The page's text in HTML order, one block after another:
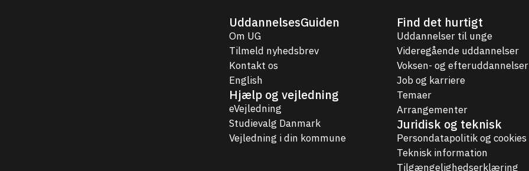
UddannelsesGuiden
Om UG
Tilmeld nyhedsbrev
Kontakt os
English
Hjælp og vejledning
eVejledning
Studievalg Danmark
Vejledning i din kommune
Find det hurtigt
Uddannelser til unge
Videregående uddannelser
Voksen- og efteruddannelser
Job og karriere
Temaer
Arrangementer
Juridisk og teknisk
Persondatapolitik og cookies
Teknisk information
Tilgængelighedserklæring